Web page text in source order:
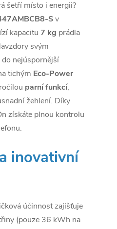
šetří místo i energii?
Sv
kapacitu 7 kg prádla
svým
nejúspornější
tichým Eco-Power
parní funkcí,
žehlení. Díky
získáte plnou kontrolu
inovativní
účinnost zajišťuje
(pouze 36 kWh na